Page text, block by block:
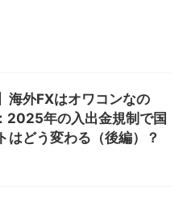
海外FXはオワコンなの
2025年の入出金規制で国
はどう変わる（後編）？